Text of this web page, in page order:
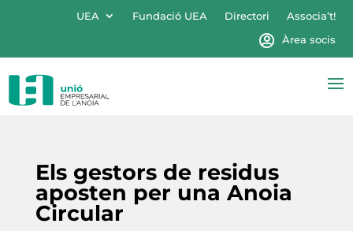
UEA Fundació UEA Directori
Associa’t!
Àrea socis
Els gestors de residus
aposten per una Anoia
Circular